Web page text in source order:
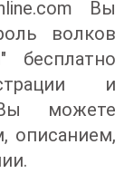
Вы
волков
и
можете
описанием,